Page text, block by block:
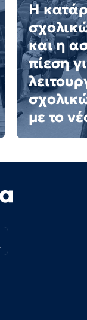
Η
και η
πίεση
με το